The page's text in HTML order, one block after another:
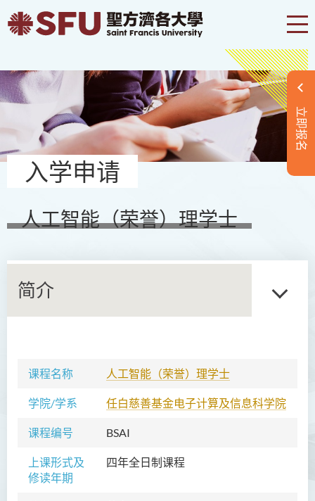
立即报名
入学申请
人工智能（荣誉）理学士
简介
课程名称 人工智能（荣誉）理学士
学院/学系 任白慈善基金电子计算及信息科学院
课程编号 BSAI
上课形式及
修读年期
四年全日制课程